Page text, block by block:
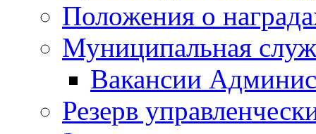
Положения о
Муниципальная
Вакансии
Резерв